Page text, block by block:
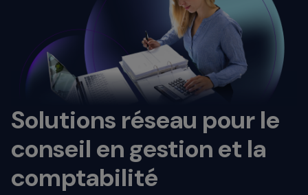
Solutions réseau pour le
conseil en gestion et la
comptabilité